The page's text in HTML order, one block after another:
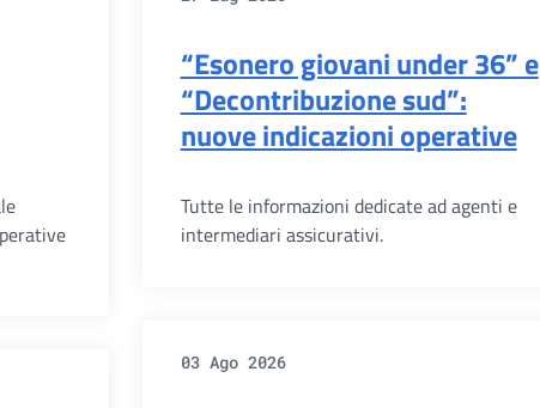
“Esonero giovani under 36” e
“Decontribuzione sud”:
nuove indicazioni operative
Tutte le informazioni dedicate ad agenti e
intermediari assicurativi.
03 Ago 2026